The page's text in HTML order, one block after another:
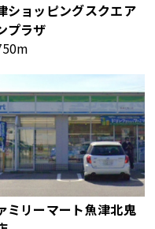
ショッピングスクエア
プラザ
ミリーマート魚津北鬼